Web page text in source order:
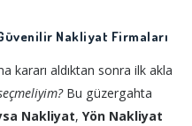
Nakliyat Firmaları
kararı aldıktan sonra ilk akla
Bu güzergahta
Nakliyat, Yön Nakliyat